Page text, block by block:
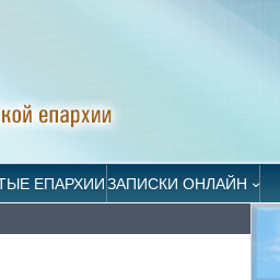
ЕПАРХИИЗАПИСКИ ОНЛАЙН